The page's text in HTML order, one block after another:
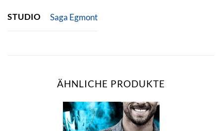
STUDIO Saga Egmont
ÄHNLICHE PRODUKTE